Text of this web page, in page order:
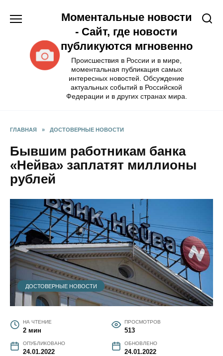
Моментальные новости
- Сайт, где новости
публикуются мгновенно
Происшествия в России и в мире,
моментальная публикация самых
интересных новостей. Обсуждение
актуальных событий в Российской
Федерации и в других странах мира.
ГЛАВНАЯ » ДОСТОВЕРНЫЕ НОВОСТИ
Бывшим работникам банка
«Нейва» заплатят миллионы
рублей
ДОСТОВЕРНЫЕ НОВОСТИ
НА ЧТЕНИЕ
2 мин
ПРОСМОТРОВ
513
ОПУБЛИКОВАНО
24.01.2022
ОБНОВЛЕНО
24.01.2022